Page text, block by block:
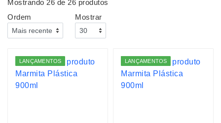
Mostrando 26 de 26 produtos
Ordem
Mostrar
LANÇAMENTOS LANÇAMENTOS